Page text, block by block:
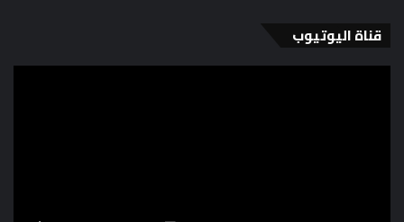
قناة اليوتيوب